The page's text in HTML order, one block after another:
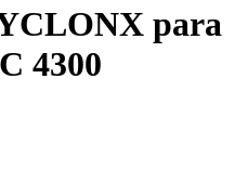
para
4300